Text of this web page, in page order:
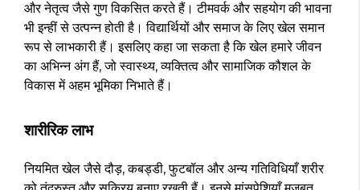
और नेतृत्व जैसे गुण विकसित करते हैं। टीमवर्क और सहयोग की भावना
भी इन्हीं से उत्पन्न होती है। विद्यार्थियों और समाज के लिए खेल समान
रूप से लाभकारी हैं। इसलिए कहा जा सकता है कि खेल हमारे जीवन
का अभिन्न अंग हैं, जो स्वास्थ्य, व्यक्तित्व और सामाजिक कौशल के
विकास में अहम भूमिका निभाते हैं।
शारीरिक लाभ
नियमित खेल जैसे दौड़, कबड्डी, फुटबॉल और अन्य गतिविधियाँ शरीर